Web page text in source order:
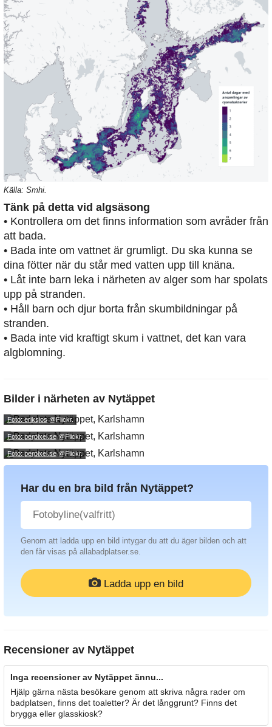
Källa: Smhi.
Tänk på detta vid algsäsong
• Kontrollera om det finns information som avråder från
att bada.
• Bada inte om vattnet är grumligt. Du ska kunna se
dina fötter när du står med vatten upp till knäna.
• Låt inte barn leka i närheten av alger som har spolats
upp på stranden.
• Håll barn och djur borta från skumbildningar på
stranden.
• Bada inte vid kraftigt skum i vattnet, det kan vara
algblomning.
Bilder i närheten av Nytäppet
Foto: eriksjos@Flickr.
Foto: perpixel.se@Flickr.
Foto: perpixel.se@Flickr.
Har du en bra bild från Nytäppet?
Genom att ladda upp en bild intygar du att du äger bilden och att
den får visas på allabadplatser.se.
Ladda upp en bild
Recensioner av Nytäppet
Inga recensioner av Nytäppet ännu...
Hjälp gärna nästa besökare genom att skriva några rader om
badplatsen, finns det toaletter? Är det långgrunt? Finns det
brygga eller glasskiosk?